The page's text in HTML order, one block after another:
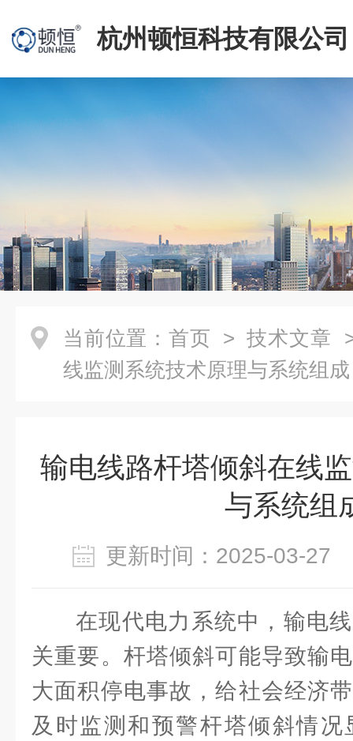
杭州顿恒科技有限公司
当前位置： 首页 > 技术文章
线监测系统技术原理与系统组成
输电线路杆塔倾斜在线
与系统组
更新时间：2025-03-
在现代电力系统中，输电
关重要。杆塔倾斜可能导致输
大面积停电事故，给社会经济
及时监测和预警杆塔倾斜情